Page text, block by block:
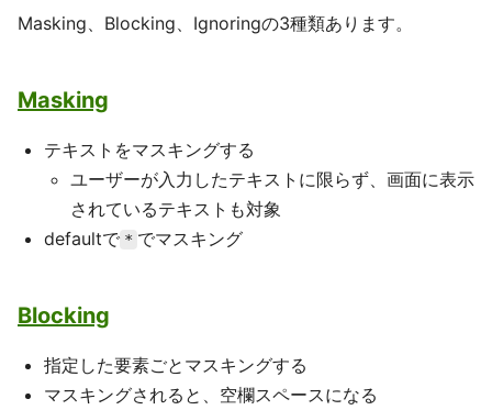
Masking、Blocking、Ignoringの3種類あります。
Masking
テキストをマスキングする
ユーザーが入力したテキストに限らず、画面に表示
されているテキストも対象
defaultで * でマスキング
Blocking
指定した要素ごとマスキングする
マスキングされると、空欄スペースになる